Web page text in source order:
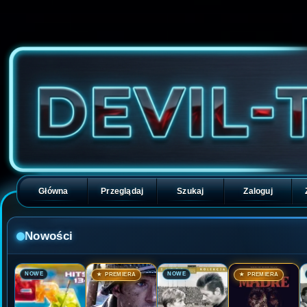
Główna Przeglądaj Szukaj Zaloguj
Nowości
🎬NOWE 🎬★ PREMIERA 🎬NOWE 🎬★ PREMIERA